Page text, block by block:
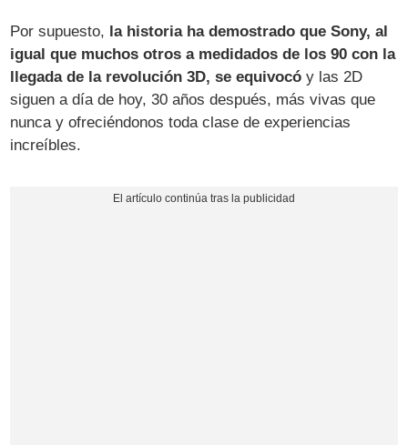
Por supuesto, la historia ha demostrado que Sony, al
igual que muchos otros a medidados de los 90 con la
llegada de la revolución 3D, se equivocó y las 2D
siguen a día de hoy, 30 años después, más vivas que
nunca y ofreciéndonos toda clase de experiencias
increíbles.